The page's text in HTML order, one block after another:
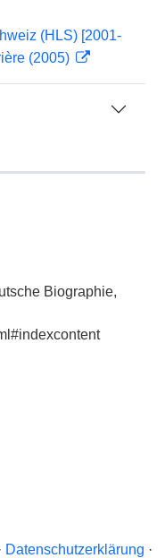
(HLS) [2001-
(2005)
Biographie,
Datenschutzerklärung ·